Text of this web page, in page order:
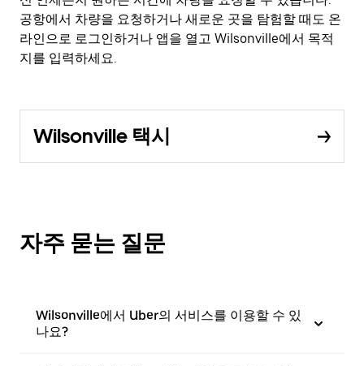
공항에서 차량을 요청하거나 새로운 곳을 탐험할 때도 온
라인으로 로그인하거나 앱을 열고 Wilsonville에서 목적
지를 입력하세요.
Wilsonville 택시
자주 묻는 질문
Wilsonville에서 Uber의 서비스를 이용할 수 있
나요?